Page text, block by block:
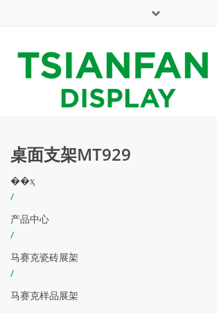
周一 - 周六: 7:00 - 17:00
桌面支架MT929
��ҳ
/
产品中心
/
马赛克瓷砖展架
/
马赛克样品展架